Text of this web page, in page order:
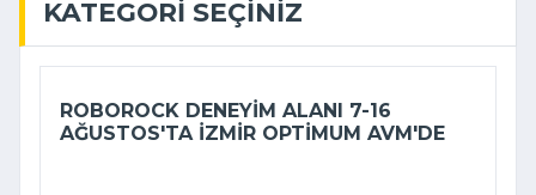
KATEGORI SEÇINIZ
ROBOROCK DENEYIM ALANI 7-16
AĞUSTOS'TA İZMIR OPTIMUM AVM'DE